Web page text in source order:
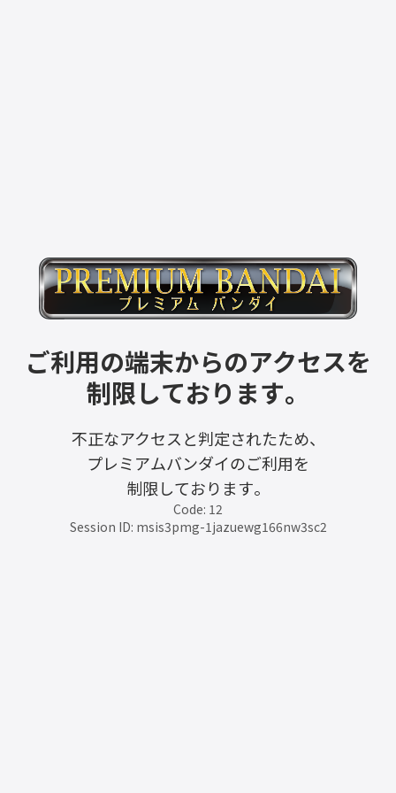
ご利用の端末からのアクセスを
制限しております。
不正なアクセスと判定されたため、
プレミアムバンダイのご利用を
制限しております。
Code: 12
Session ID: msis3pmg-1jazuewg166nw3sc2